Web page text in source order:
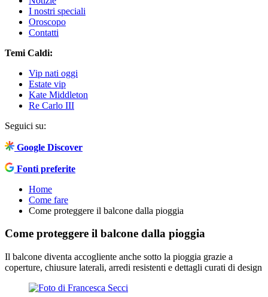
I nostri speciali
Oroscopo
Contatti
Temi Caldi:
Vip nati oggi
Estate vip
Kate Middleton
Re Carlo III
Seguici su:
Google Discover
Fonti preferite
Home
Come fare
Come proteggere il balcone dalla pioggia
Come proteggere il balcone dalla pioggia
Il balcone diventa accogliente anche sotto la pioggia grazie a
coperture, chiusure laterali, arredi resistenti e dettagli curati di design